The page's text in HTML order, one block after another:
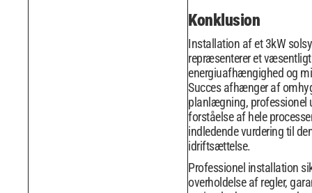
Konklusion
Installation af et 3kW
repræsenterer et
energiuafhængighed og
Succes afhænger af
planlægning, professionel
forståelse af hele
indledende vurdering til
idriftsættelse.
Professionel installation
overholdelse af regler,